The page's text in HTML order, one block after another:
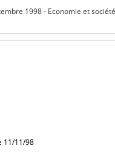
1998 - Economie et
11/11/98